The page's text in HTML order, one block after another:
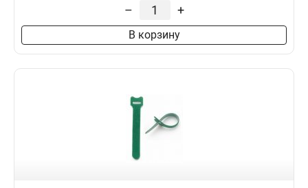
– +
В корзину